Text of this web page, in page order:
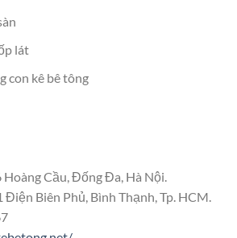
lát
con kê bê tông
Hoàng Cầu, Đống Đa, Hà Nội.
Điện Biên Phủ, Bình Thạnh, Tp. HCM.